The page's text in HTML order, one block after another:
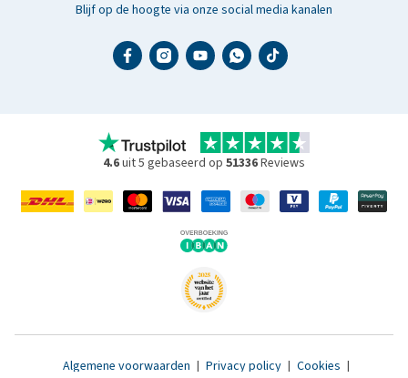
Blijf op de hoogte via onze social media kanalen
4.6uit 5 gebaseerd op 51336Reviews
Algemene voorwaarden | Privacy policy | Cookies |